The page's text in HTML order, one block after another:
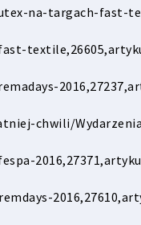
na-targach-fast-
chwili/